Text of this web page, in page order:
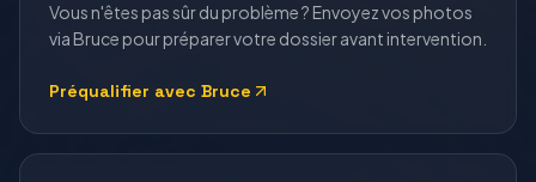
Vous n'êtes pas sûr du problème ? Envoyez vos photos
via Bruce pour préparer votre dossier avant intervention.
Préqualifier avec Bruce